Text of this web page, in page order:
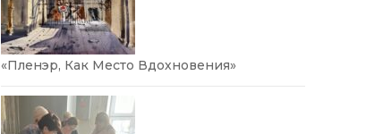
«Пленэр, Как Место Вдохновения»